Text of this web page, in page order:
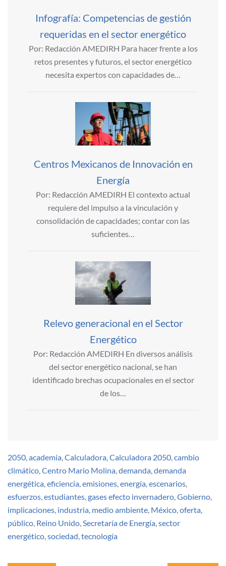
Infografía: Competencias de gestión
requeridas en el sector energético
Por: Redacción AMEDIRH Para hacer frente a los
retos presentes y futuros, el sector energético
necesita expertos con capacidades de…
Centros Mexicanos de Innovación en
Energía
Por: Redacción AMEDIRH El contexto actual
requiere del impulso a la vinculación y
consolidación de capacidades; contar con las
suficientes…
Relevo generacional en el Sector
Energético
Por: Redacción AMEDIRH En diversos análisis
del sector energético nacional, se han
identificado brechas ocupacionales en el sector
de los…
2050 academia Calculadora Calculadora 2050 cambio
climático Centro Mario Molina demanda demanda
energética eficiencia emisiones energía escenarios
esfuerzos estudiantes gases efecto invernadero Gobierno
implicaciones industria medio ambiente México oferta
público Reino Unido Secretaría de Energía sector
energético sociedad tecnología